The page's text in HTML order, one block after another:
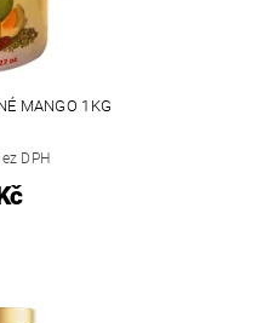
MANGO 1KG
DPH